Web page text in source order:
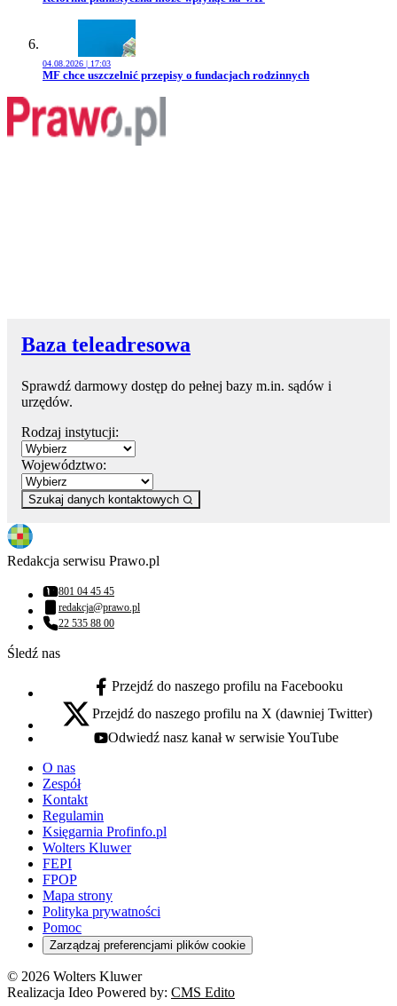
04.08.2026 | 17:03
Przejdź do artykułu:
MF chce uszczelnić przepisy o fundacjach rodzinnych
Baza teleadresowa
Sprawdź darmowy dostęp do pełnej bazy m.in. sądów i
urzędów.
Rodzaj instytucji:
Województwo:
Szukaj danych kontaktowych
Redakcja serwisu Prawo.pl
Numer telefonu:
801 04 45 45
Adres email:
redakcja@prawo.pl
Numer telefonu:
22 535 88 00
Śledź nas
facebook - otwiera się w nowej karcie
Przejdź do naszego profilu na Facebooku
x - otwiera się w nowej karcie
Przejdź do naszego profilu na X (dawniej Twitter)
youtube - otwiera się w nowej karcie
Odwiedź nasz kanał w serwisie YouTube
O nas
Zespół
Kontakt
Regulamin
Księgarnia Profinfo.pl
Wolters Kluwer
FEPI
FPOP
Mapa strony
Polityka prywatności
Pomoc
Zarządzaj preferencjami plików cookie
© 2026 Wolters Kluwer
Realizacja Ideo Powered by: CMS Edito